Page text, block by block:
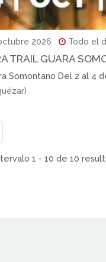
2026 Todo el
TRAIL GUARA
Somontano Del 2 al 4
1 - 10 de 10